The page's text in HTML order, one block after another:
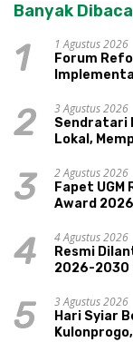
Banyak Dibaca
1
1 Agustus 2026
Forum
2
3 Agustus 2026
Sendratari
Lokal,
3
2 Agustus 2026
Fapet UGM
Award 2026
4
4 Agustus 2026
Resmi
2026-2030
5
3 Agustus 2026
Hari Syiar